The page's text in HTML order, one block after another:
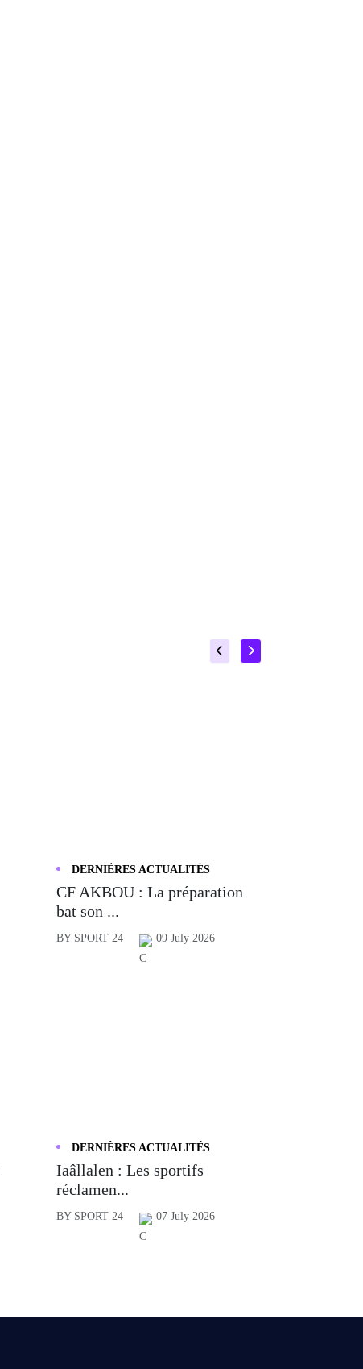
DERNIÈRES ACTUALITÉS
CF AKBOU : La préparation
bat son ...
BY SPORT 24 09 July 2026
DERNIÈRES ACTUALITÉS
Iaâllalen : Les sportifs
réclamen...
BY SPORT 24 07 July 2026